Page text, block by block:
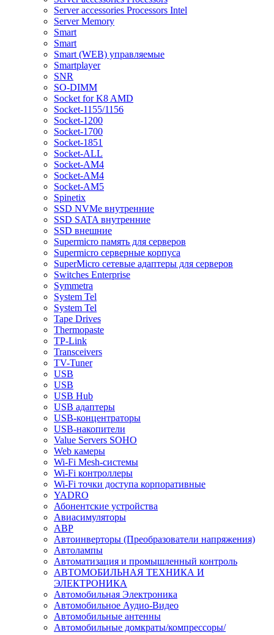
Server accessories Processors Intel
Server Memory
Smart
Smart
Smart (WEB) управляемые
Smartplayer
SNR
SO-DIMM
Socket for K8 AMD
Socket-1155/1156
Socket-1200
Socket-1700
Socket-1851
Socket-ALL
Socket-AM4
Socket-AM4
Socket-AM5
Spinetix
SSD NVMe внутренние
SSD SATA внутренние
SSD внешние
Supermicro память для серверов
Supermicro серверные корпуса
SuperMicro сетевые адаптеры для серверов
Switches Enterprise
Symmetra
System Tel
System Tel
Tape Drives
Thermopaste
TP-Link
Transceivers
TV-Tuner
USB
USB
USB Hub
USB адаптеры
USB-концентраторы
USB-накопители
Value Servers SOHO
Web камеры
Wi-Fi Mesh-системы
Wi-Fi контроллеры
Wi-Fi точки доступа корпоративные
YADRO
Абонентские устройства
Авиасимуляторы
АВР
Автоинверторы (Преобразователи напряжения)
Автолампы
Автоматизация и промышленный контроль
АВТОМОБИЛЬНАЯ ТЕХНИКА И
ЭЛЕКТРОНИКА
Автомобильная Электроника
Автомобильное Аудио-Видео
Автомобильные антенны
Автомобильные домкраты/компрессоры/